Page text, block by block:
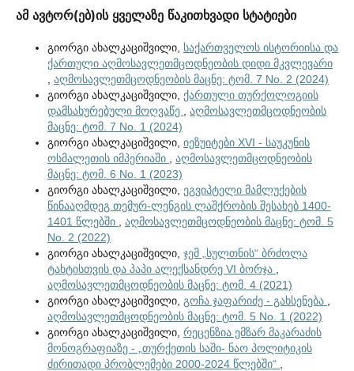
ამ ავტორ(ებ)ის ყველაზე წაკითხვადი სტატიები
გიორგი ახალკაციშვილი, საქართველოს ისტორიისა და
ქართული აღმოსავლეთმცოდნეობის დიდი მკვლევარი
აღმოსავლეთმცოდნეობის მაცნე: ტომ. 7 No. 2 (2024)
გიორგი ახალკაციშვილი, ქართული თურქოლოგიის
დამსახურებული მოღვაწე
აღმოსავლეთმცოდნეობის
მაცნე: ტომ. 7 No. 1 (2024)
გიორგი ახალკაციშვილი, იეზუიტები XVI - საუკუნის
ოსმალეთის იმპერიაში
აღმოსავლეთმცოდნეობის
მაცნე: ტომ. 6 No. 1 (2023)
გიორგი ახალკაციშვილი, ეგვიპტელი მამლუქების
წინააღმდეგ თემურ-ლენგის ლაშქრობის შესახებ 1400-
1401 წლებში
აღმოსავლეთმცოდნეობის მაცნე: ტომ. 5
No. 2 (2022)
გიორგი ახალკაციშვილი, ჯემ „სულთნის“ ბრძოლა
ტახტისთვის და პაპი ალექსანდრე VI ბორჯა
აღმოსავლეთმცოდნეობის მაცნე: ტომ. 4 (2021)
გიორგი ახალკაციშვილი, გოჩა ჯაფარიძე - გახსენება
აღმოსავლეთმცოდნეობის მაცნე: ტომ. 5 No. 1 (2022)
გიორგი ახალკაციშვილი, რეცენზია ემზარ მაკარაძის
მონოგრაფიაზე - „თურქეთის საში- ნაო პოლიტიკის
ძირითადი პრობლემები 2000-2024 წლებში“